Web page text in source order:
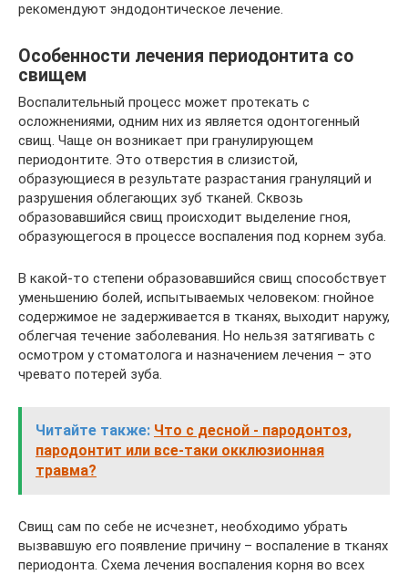
рекомендуют эндодонтическое лечение.
Особенности лечения периодонтита со
свищем
Воспалительный процесс может протекать с
осложнениями, одним них из является одонтогенный
свищ. Чаще он возникает при гранулирующем
периодонтите. Это отверстия в слизистой,
образующиеся в результате разрастания грануляций и
разрушения облегающих зуб тканей. Сквозь
образовавшийся свищ происходит выделение гноя,
образующегося в процессе воспаления под корнем зуба.
В какой-то степени образовавшийся свищ способствует
уменьшению болей, испытываемых человеком: гнойное
содержимое не задерживается в тканях, выходит наружу,
облегчая течение заболевания. Но нельзя затягивать с
осмотром у стоматолога и назначением лечения – это
чревато потерей зуба.
Читайте также: Что с десной - пародонтоз,
пародонтит или все-таки окклюзионная
травма?
Свищ сам по себе не исчезнет, необходимо убрать
вызвавшую его появление причину – воспаление в тканях
периодонта. Схема лечения воспаления корня во всех